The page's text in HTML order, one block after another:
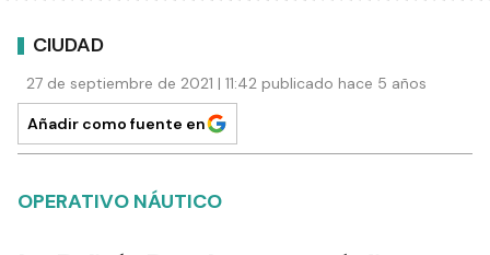
CIUDAD
27 de septiembre de 2021 | 11:42 publicado hace 5 años
Añadir como fuente en
OPERATIVO NÁUTICO